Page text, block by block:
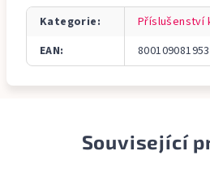
Kategorie:
Příslušenství
EAN:
Související